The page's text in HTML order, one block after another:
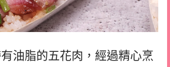
油脂的五花肉，經過精心烹